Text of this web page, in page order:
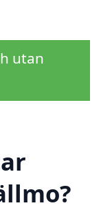
utan